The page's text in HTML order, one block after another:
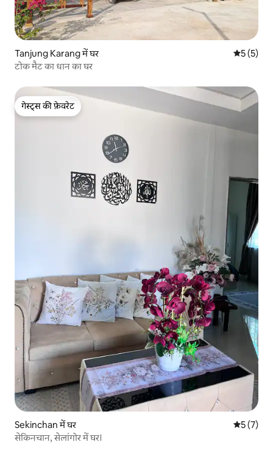
Tanjung Karang में घर औसत रेटिंग
5 (5)
टोक मैट का धान का घर
गेस्ट्स की फ़ेवरेट
गेस्ट्स की फ़ेवरेट
Sekinchan में घर औसत रेटिंग
5 (7)
सेकिनचान, सेलांगोर में घर।